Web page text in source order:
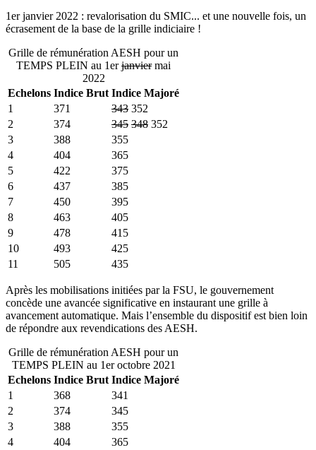
1er janvier 2022 : revalorisation du SMIC... et une nouvelle fois, un
écrasement de la base de la grille indiciaire !
Grille de rémunération AESH pour un
TEMPS PLEIN au 1erjanviermai
2022
Echelons Indice Brut Indice Majoré
1
371 343 352
2
374 345 348 352
3
388
355
4
404
365
5
422
375
6
437
385
7
450
395
8
463
405
9
478
415
10
493
425
11
505 435
Après les mobilisations initiées par la FSU, le gouvernement
concède une avancée significative en instaurant une grille à
avancement automatique. Mais l’ensemble du dispositif est bien loin
de répondre aux revendications des AESH.
Grille de rémunération AESH pour un
TEMPS PLEIN au 1er octobre 2021
Echelons Indice Brut Indice Majoré
1
368
341
2
374
345
3
388
355
4
404 365